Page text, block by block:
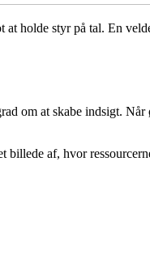
holde styr på tal. En
om at skabe indsigt.
af, hvor